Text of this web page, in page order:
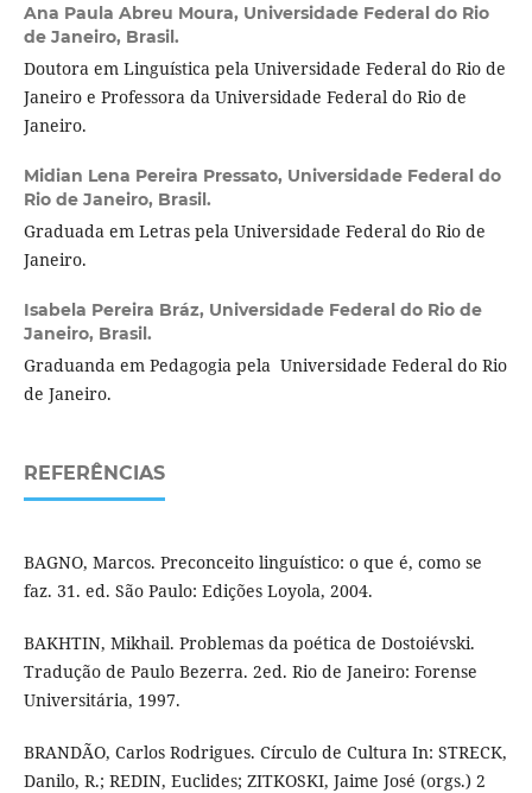
Ana Paula Abreu Moura, Universidade Federal do Rio
de Janeiro, Brasil.
Doutora em Linguística pela Universidade Federal do Rio de
Janeiro e Professora da Universidade Federal do Rio de
Janeiro.
Midian Lena Pereira Pressato, Universidade Federal do
Rio de Janeiro, Brasil.
Graduada em Letras pela Universidade Federal do Rio de
Janeiro.
Isabela Pereira Bráz, Universidade Federal do Rio de
Janeiro, Brasil.
Graduanda em Pedagogia pela Universidade Federal do Rio
de Janeiro.
REFERÊNCIAS
BAGNO, Marcos. Preconceito linguístico: o que é, como se
faz. 31. ed. São Paulo: Edições Loyola, 2004.
BAKHTIN, Mikhail. Problemas da poética de Dostoiévski.
Tradução de Paulo Bezerra. 2ed. Rio de Janeiro: Forense
Universitária, 1997.
BRANDÃO, Carlos Rodrigues. Círculo de Cultura In: STRECK,
Danilo, R.; REDIN, Euclides; ZITKOSKI, Jaime José (orgs.) 2